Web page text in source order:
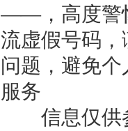
——，高度警
流虚假号码
问题，避免
服务
信息仅供参